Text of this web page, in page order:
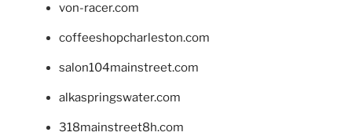
von-racer.com
coffeeshopcharleston.com
salon104mainstreet.com
alkaspringswater.com
318mainstreet8h.com